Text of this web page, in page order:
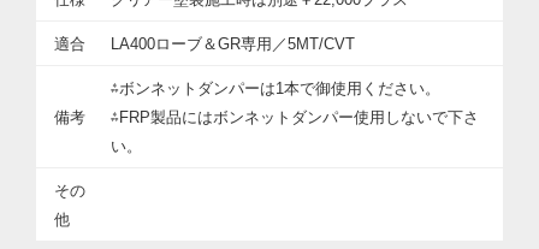
適合 LA400ローブ＆GR専用／5MT/CVT
備考
⁂ボンネットダンパーは1本で御使用ください。
⁂FRP製品にはボンネットダンパー使用しないで下さ
い。
その
他